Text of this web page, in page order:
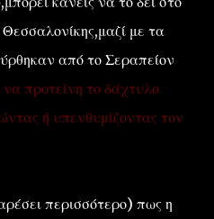
με τα
από το Σεραπείον
να προτείνη το δάχτυλο
ή υπενθυμίζοντας τον
περισσότερο) πως η